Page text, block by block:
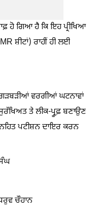
ਹੋ ਗਿਆ ਹੈ ਕਿ ਇਹ ਪ੍ਰੀਖਿਆ
ਸ਼ੀਟਾਂ) ਰਾਹੀਂ ਹੀ ਲਈ
ਵਰਗੀਆਂ ਘਟਨਾਵਾਂ
ਤੇ ਲੀਕ-ਪ੍ਰੂਫ਼ ਬਣਾਉਣ
ਪਟੀਸ਼ਨ ਦਾਇਰ ਕਰਨ
ਚੌਹਾਨ